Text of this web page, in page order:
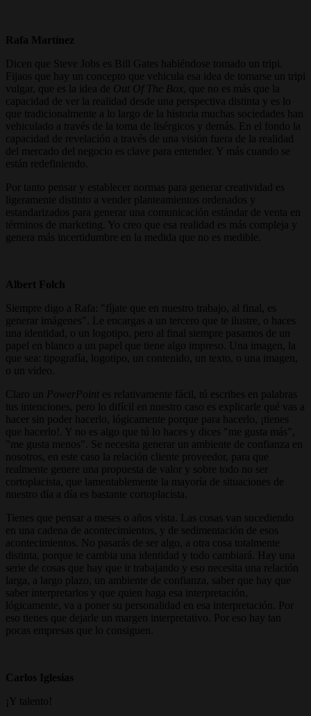
Rafa Martínez
Dicen que Steve Jobs es Bill Gates habiéndose tomado un tripi.
Fijaos que hay un concepto que vehicula esa idea de tomarse un tripi
vulgar, que es la idea de Out Of The Box
, que no es más que la
capacidad de ver la realidad desde una perspectiva distinta y es lo
que tradicionalmente a lo largo de la historia muchas sociedades han
vehiculado a través de la toma de lisérgicos y demás. En el fondo la
capacidad de revelación a través de una visión fuera de la realidad
del mercado del negocio es clave para entender. Y más cuando se
están redefiniendo.
Por tanto pensar y establecer normas para generar creatividad es
ligeramente distinto a vender planteamientos ordenados y
estandarizados para generar una comunicación estándar de venta en
términos de marketing. Yo creo que esa realidad es más compleja y
genera más incertidumbre en la medida que no es medible.
Albert Folch
Siempre digo a Rafa: "fíjate que en nuestro trabajo, al final, es
generar imágenes". Le encargas a un tercero que te ilustre, o haces
una identidad, o un logotipo, pero al final siempre pasamos de un
papel en blanco a un papel que tiene algo impreso. Una imagen, la
que sea: tipografía, logotipo, un contenido, un texto, o una imagen,
o un video.
Claro un
PowerPoint es relativamente fácil, tú escribes en palabras
tus intenciones, pero lo difícil en nuestro caso es explicarle qué vas a
hacer sin poder hacerlo, lógicamente porque para hacerlo, ¡tienes
que hacerlo!. Y no es algo que tú lo haces y dices "me gusta más",
"me gusta menos". Se necesita generar un ambiente de confianza en
nosotros, en este caso la relación cliente proveedor, para que
realmente genere una propuesta de valor y sobre todo no ser
cortoplacista, que lamentablemente la mayoría de situaciones de
nuestro día a día es bastante cortoplacista.
Tienes que pensar a meses o años vista. Las cosas van sucediendo
en una cadena de acontecimientos, y de sedimentación de esos
acontecimientos. No pasarás de ser algo, a otra cosa totalmente
distinta, porque te cambia una identidad y todo cambiará. Hay una
serie de cosas que hay que ir trabajando y eso necesita una relación
larga, a largo plazo, un ambiente de confianza, saber que hay que
saber interpretarlos y que quien haga esa interpretación,
lógicamente, va a poner su personalidad en esa interpretación. Por
eso tienes que dejarle un margen interpretativo. Por eso hay tan
pocas empresas que lo consiguen.
Carlos Iglesias
¡Y talento!